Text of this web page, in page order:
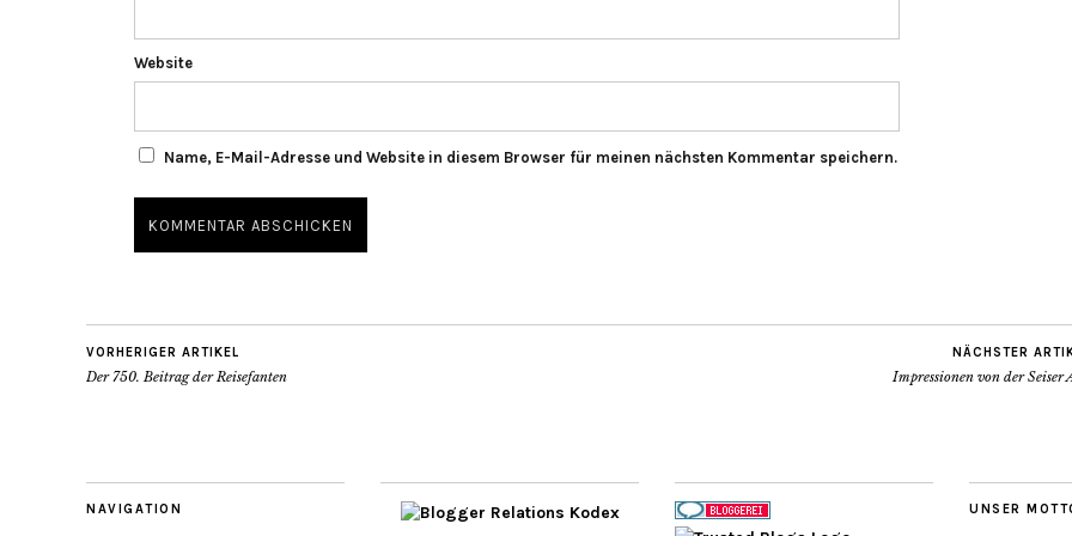
Website
Name, E-Mail-Adresse und Website in diesem Browser für meinen nächsten Kommentar speichern.
VORHERIGER ARTIKEL
Der 750. Beitrag der Reisefanten
NÄCHSTER
Impressionen von der Seiser
NAVIGATION UNSER